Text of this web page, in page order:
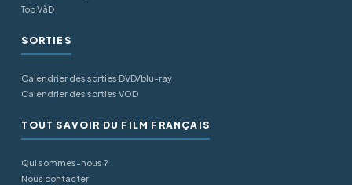
Top VàD
SORTIES
Calendrier des sorties DVD/blu-ray
Calendrier des sorties VOD
TOUT SAVOIR DU FILM FRANÇAIS
Qui sommes-nous ?
Nous contacter